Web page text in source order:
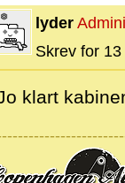
lyder
Skrev for
klart